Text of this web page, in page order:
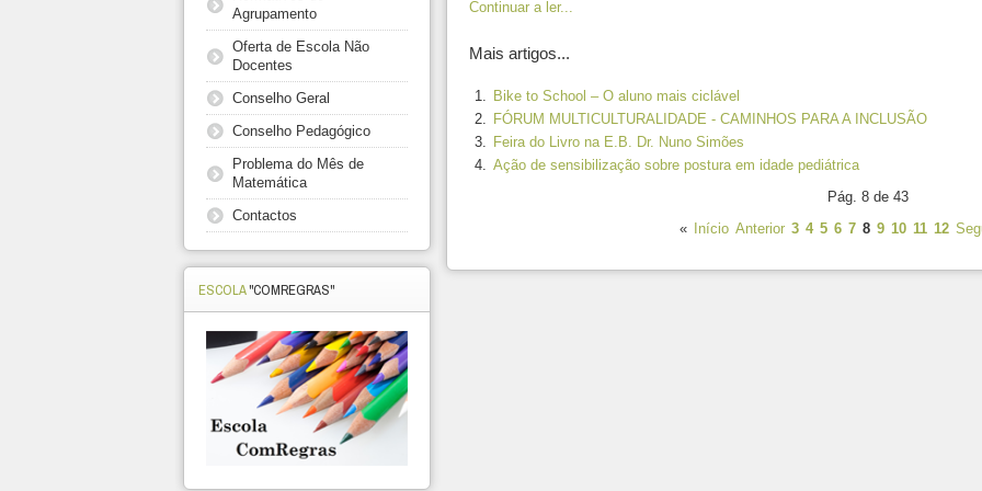
Continuar a ler...
Mais artigos...
Bike to School – O aluno mais ciclável
FÓRUM MULTICULTURALIDADE - CAMINHOS PARA A INCLUSÃO
Feira do Livro na E.B. Dr. Nuno Simões
Ação de sensibilização sobre postura em idade pediátrica
Pág. 8 de 43
«
Início Anterior 3 4 5 6 7 8 9 10 11 12
Agrupamento
Oferta de Escola Não
Docentes
Conselho Geral
Conselho Pedagógico
Problema do Mês de
Matemática
Contactos
ESCOLA"COMREGRAS"